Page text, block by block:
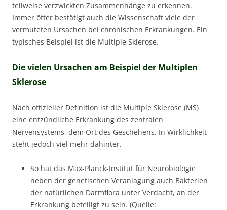
teilweise verzwickten Zusammenhänge zu erkennen.
Immer öfter bestätigt auch die Wissenschaft viele der
vermuteten Ursachen bei chronischen Erkrankungen. Ein
typisches Beispiel ist die Multiple Sklerose.
Die vielen Ursachen am Beispiel der Multiplen
Sklerose
Nach offizieller Definition ist die Multiple Sklerose (MS)
eine entzündliche Erkrankung des zentralen
Nervensystems, dem Ort des Geschehens. In Wirklichkeit
steht jedoch viel mehr dahinter.
So hat das Max-Planck-Institut für Neurobiologie
neben der genetischen Veranlagung auch Bakterien
der natürlichen Darmflora unter Verdacht, an der
Erkrankung beteiligt zu sein. (Quelle: